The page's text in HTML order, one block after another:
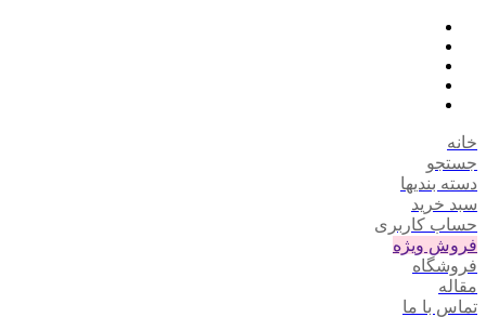
خانه
جستجو
دسته بندیها
سبد خرید
حساب کاربری
فروش ویژه
فروشگاه
مقاله
تماس با ما